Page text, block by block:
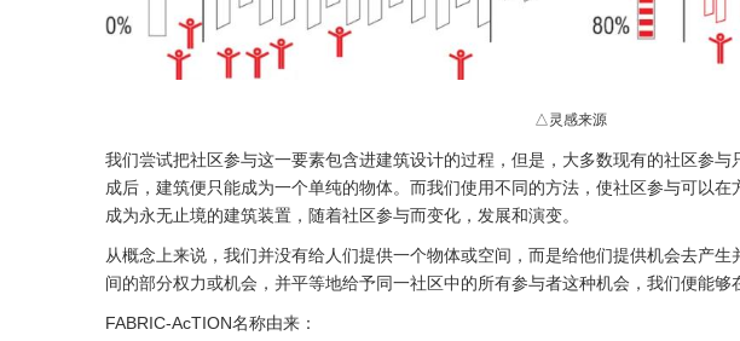
△灵感来源
我们尝试把社区参与这一要素包含进建筑设计的过程，但是，大多数现有的社区参
成后，建筑便只能成为一个单纯的物体。而我们使用不同的方法，使社区参与可以
成为永无止境的建筑装置，随着社区参与而变化，发展和演变。
从概念上来说，我们并没有给人们提供一个物体或空间，而是给他们提供机会去产
间的部分权力或机会，并平等地给予同一社区中的所有参与者这种机会，我们便能够
FABRIC-AcTION名称由来：